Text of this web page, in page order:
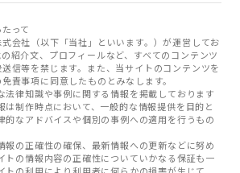
って
会社（以下「当社」といいます。）が運営してお
紹介文、プロフィールなど、すべてのコンテンツ
信等を禁じます。また、当サイトのコンテンツを
責事項に同意したものとみなします。
法律知識や事例に関する情報を掲載しております
は制作時点において、一般的な情報提供を目的と
的なアドバイスや個別の事例への適用を行うもの
報の正確性の確保、最新情報への更新などに努め
トの情報内容の正確性についていかなる保証も一